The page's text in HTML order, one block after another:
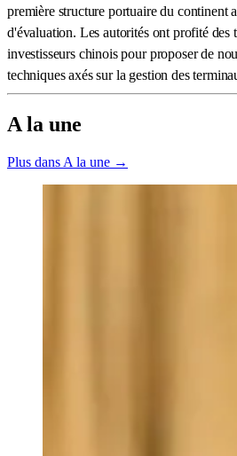
première structure portuaire du continent
d'évaluation. Les autorités ont profité des
investisseurs chinois pour proposer de
techniques axés sur la gestion des
A la une
Plus dans A la une →